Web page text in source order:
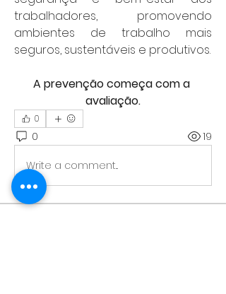
trabalhadores, promovendo
ambientes de trabalho mais
seguros, sustentáveis e produtivos.
A prevenção começa com a
avaliação.
0
0 19
Write a comment...